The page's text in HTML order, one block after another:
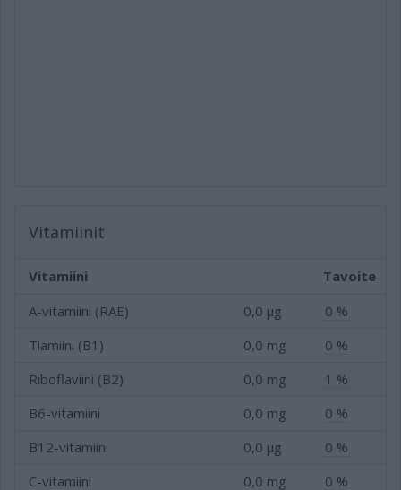
Vitamiinit
Vitamiini
Tavoite
A-vitamiini (RAE)
0,0 µg
0 %
Tiamiini (B1)
0,0 mg
0 %
Riboflaviini (B2)
0,0 mg
1 %
B6-vitamiini
0,0 mg
0 %
B12-vitamiini
0,0 µg
0 %
C-vitamiini
0,0 mg
0 %